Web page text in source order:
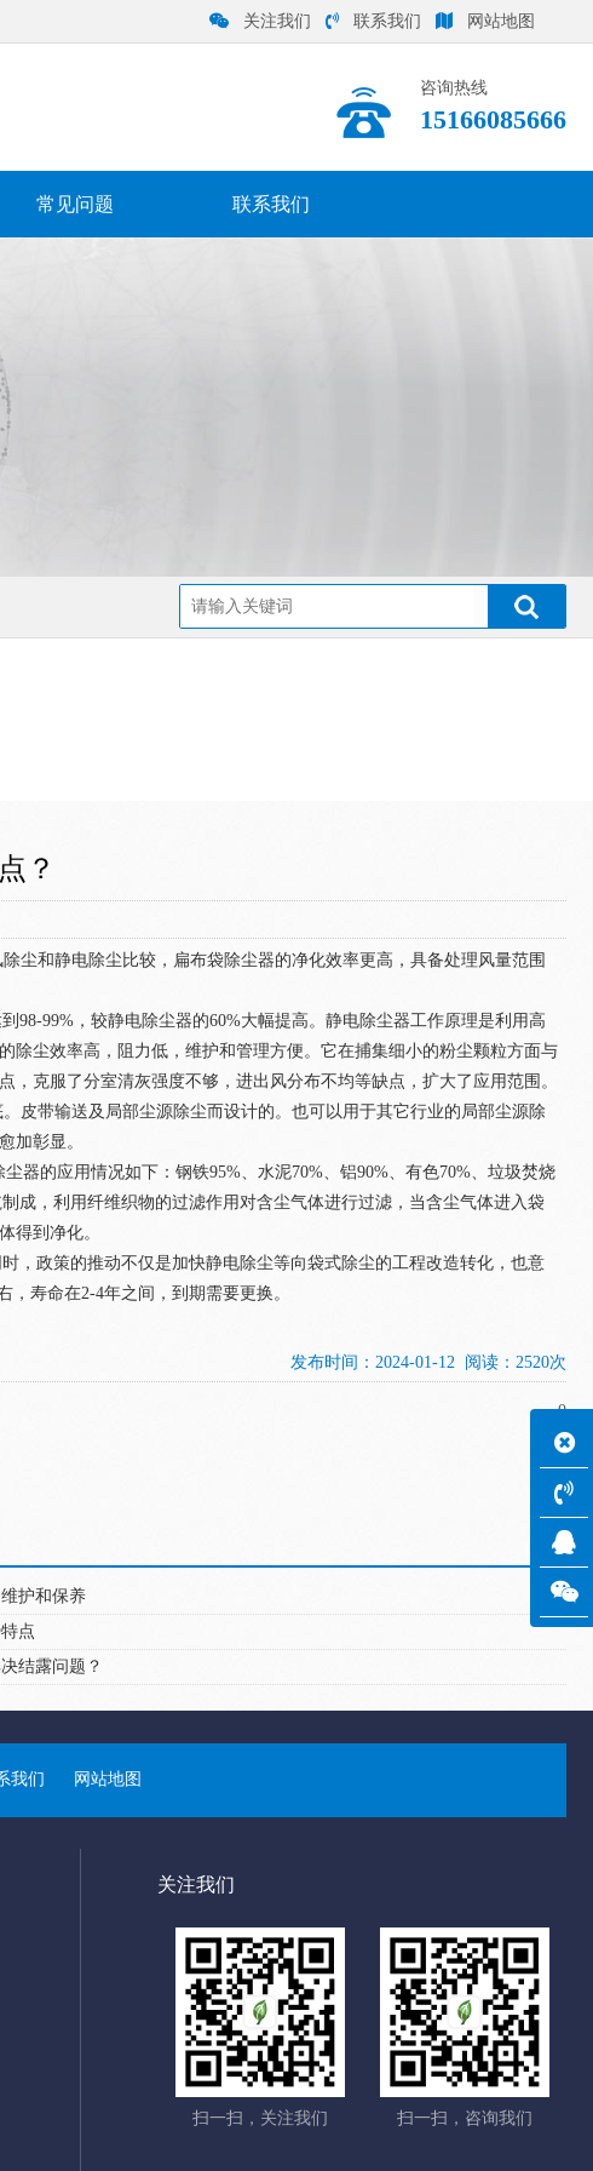
关注我们 联系我们 网站地图
咨询热线
15166085666
常见问题 联系我们
？
尘和静电除尘比较，扁布袋除尘器的净化效率更高，具备处理风量范围
99%，较静电除尘器的60%大幅提高。静电除尘器工作原理是利用高
除尘效率高，阻力低，维护和管理方便。它在捕集细小的粉尘颗粒方面与
克服了分室清灰强度不够，进出风分布不均等缺点，扩大了应用范围。
带输送及局部尘源除尘而设计的。也可以用于其它行业的局部尘源除
愈加彰显。
的应用情况如下：钢铁95%、水泥70%、铝90%、有色70%、垃圾焚烧
成，利用纤维织物的过滤作用对含尘气体进行过滤，当含尘气体进入袋
得到净化。
政策的推动不仅是加快静电除尘等向袋式除尘的工程改造转化，也意
，寿命在2-4年之间，到期需要更换。
发布时间：2024-01-12 阅读：2520次
0
护和保养
点
结露问题？
我们 网站地图
关注我们
扫一扫，关注我们 扫一扫，咨询我们